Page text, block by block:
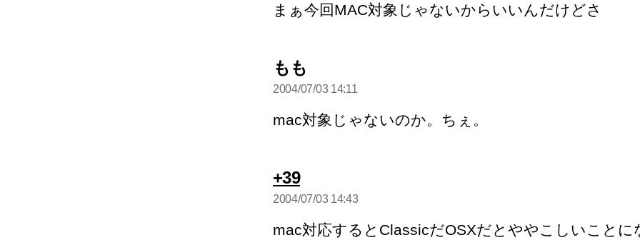
まぁ今回MAC対象じゃないからいいんだけどさ
もも
発
2004/07/03 14:11
mac対象じゃないのか。ちぇ。
+39の
発
2004/07/03 14:43
mac対応するとClassicだOSXだとややこしいことに